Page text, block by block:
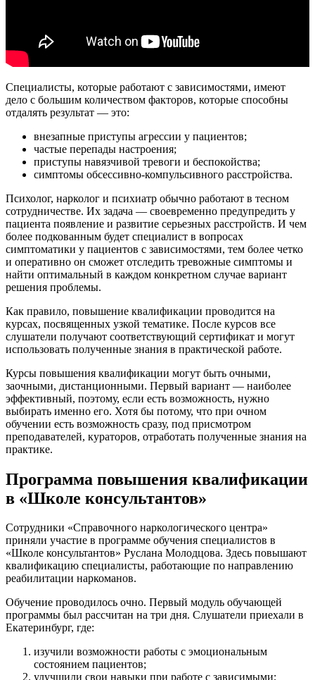
Специалисты, которые работают с зависимостями, имеют
дело с большим количеством факторов, которые способны
отдалять результат — это:
внезапные приступы агрессии у пациентов;
частые перепады настроения;
приступы навязчивой тревоги и беспокойства;
симптомы обсессивно-компульсивного расстройства.
Психолог, нарколог и психиатр обычно работают в тесном
сотрудничестве. Их задача — своевременно предупредить у
пациента появление и развитие серьезных расстройств. И чем
более подкованным будет специалист в вопросах
симптоматики у пациентов с зависимостями, тем более четко
и оперативно он сможет отследить тревожные симптомы и
найти оптимальный в каждом конкретном случае вариант
решения проблемы.
Как правило, повышение квалификации проводится на
курсах, посвященных узкой тематике. После курсов все
слушатели получают соответствующий сертификат и могут
использовать полученные знания в практической работе.
Курсы повышения квалификации могут быть очными,
заочными, дистанционными. Первый вариант — наиболее
эффективный, поэтому, если есть возможность, нужно
выбирать именно его. Хотя бы потому, что при очном
обучении есть возможность сразу, под присмотром
преподавателей, кураторов, отработать полученные знания на
практике.
Программа повышения квалификации
в «Школе консультантов»
Сотрудники «Справочного наркологического центра»
приняли участие в программе обучения специалистов в
«Школе консультантов» Руслана Молодцова. Здесь повышают
квалификацию специалисты, работающие по направлению
реабилитации наркоманов.
Обучение проводилось очно. Первый модуль обучающей
программы был рассчитан на три дня. Слушатели приехали в
Екатеринбург, где:
изучили возможности работы с эмоциональным
состоянием пациентов;
улучшили свои навыки при работе с зависимыми;